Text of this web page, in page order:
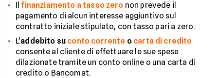
Ilfinanziamento a tasso zero non prevede il
pagamento di alcun interesse aggiuntivo sul
contratto iniziale stipulato, con tasso pari a zero.
L'addebito su conto corrente o carta di credito
consente al cliente di effettuare le sue spese
dilazionate tramite un conto online o una carta di
credito o Bancomat.